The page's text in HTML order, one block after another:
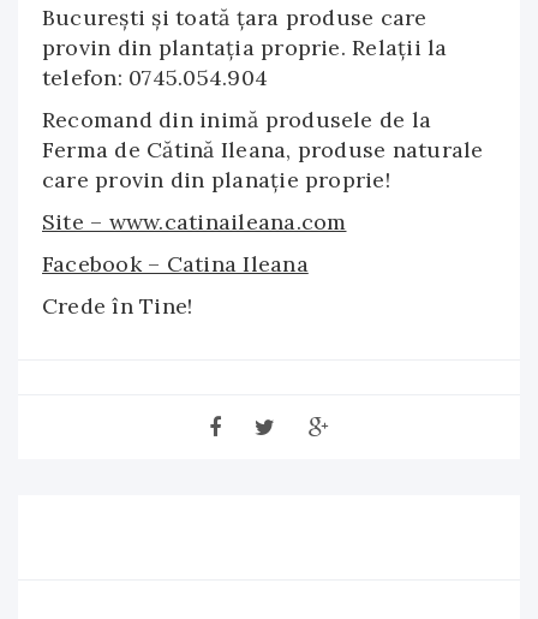
București și toată țara produse care
provin din plantația proprie. Relații la
telefon: 0745.054.904
Recomand din inimă produsele de la
Ferma de Cătină Ileana, produse naturale
care provin din planaţie proprie!
Site – www.catinaileana.com
Facebook – Catina Ileana
Crede în Tine!